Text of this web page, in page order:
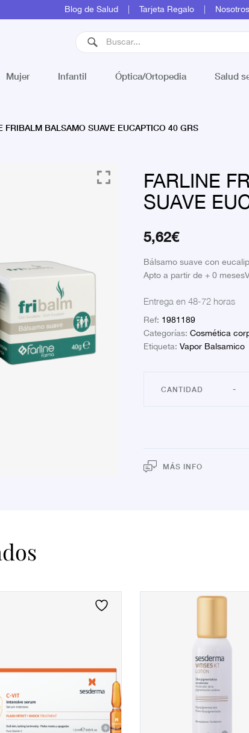
Blog de Salud Tarjeta Regalo Nosotros
Mujer Infantil Óptica/Ortopedia Salud
FRIBALM BALSAMO SUAVE EUCAPTICO 40 GRS
FARLINE
SUAVE
5,62€
Bálsamo suave con
Apto a partir de + 0
Entrega en 48-72 horas
Ref: 1981189
Categorías:Cosmética
Etiqueta:Vapor Balsamico
-
MÁS INFO